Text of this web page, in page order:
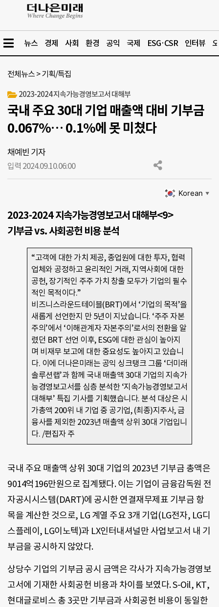
뉴스 경제 사회 환경 공익 국제 ESG·CSR 인터뷰
전체뉴스 >기획/특집
2023-2024 지속가능경영보고서 대해부
국내 주요 30대 기업 매출액 대비 기부금
0.067%… 0.1%에 못 미쳤다
채예빈 기자
입력 2024.09.10.06:00
Korean ▼
2023-2024 지속가능경영보고서 대해부<9>
기부금 vs. 사회공헌 비용 분석
“고객에 대한 가치 제공, 종업원에 대한 투자, 협력
업체와 공정하고 윤리적인 거래, 지역사회에 대한
공헌, 장기적인 주주 가치 창출 모두가 기업의 필수
적인 목적이다.”
비즈니스라운드테이블(BRT)에서 ‘기업의 목적’을
새롭게 선언한지 만 5년이 지났습니다. ‘주주 자본
주의’에서 ‘이해관계자 자본주의’로서의 전환을 알
렸던 BRT 선언 이후, ESG에 대한 관심이 높아지
며 비재무 보고에 대한 중요성도 높아지고 있습니
다. 이에 더나은미래는 공익 싱크탱크 그룹 ‘더미래
솔루션랩’과 함께 국내 매출액 30대 기업의 지속가
능경영보고서를 심층 분석한 ‘지속가능경영보고서
대해부’ 특집 기사를 기획했습니다. 분석 대상은 시
가총액 200위 내 기업 중 공기업, (최종)지주사, 금
융사를 제외한 2023년 매출액 상위 30대 기업입니
다. /편집자 주
국내 주요 매출액 상위 30대 기업의 2023년 기부금 총액은
9014억196만원으로 집계됐다. 이는 기업이 금융감독원 전
자공시시스템(DART)에 공시한 연결재무제표 기부금 항
목을 계산한 것으로, LG 계열 주요 3개 기업(LG전자, LG디
스플레이, LG이노텍)과 LX인터내셔널만 사업보고서 내 기
부금을 공시하지 않았다.
상당수 기업의 기부금 공시 금액은 각사가 지속가능경영보
고서에 기재한 사회공헌 비용과 차이를 보였다. S-Oil, KT,
현대글로비스 총 3곳만 기부금과 사회공헌 비용이 동일한